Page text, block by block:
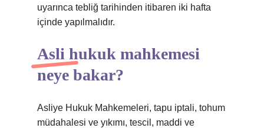
uyarınca tebliğ tarihinden itibaren iki hafta
içinde yapılmalıdır.
Asli hukuk mahkemesi
neye bakar?
Asliye Hukuk Mahkemeleri, tapu iptali, tohum
müdahalesi ve yıkımı, tescil, maddi ve